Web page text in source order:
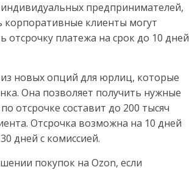
предпринимателей,
корпоративные клиенты могут
отсрочку платежа на срок до 10 дней
новых опций для юрлиц, которые
Она позволяет получить нужные
отсрочке составит до 200 тысяч
Отсрочка возможна на 10 дней
дней с комиссией.
покупок на Ozon, если